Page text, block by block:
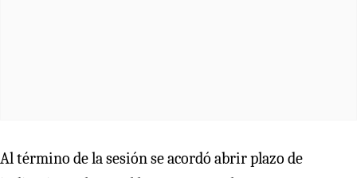
Al término de la sesión se acordó abrir plazo de